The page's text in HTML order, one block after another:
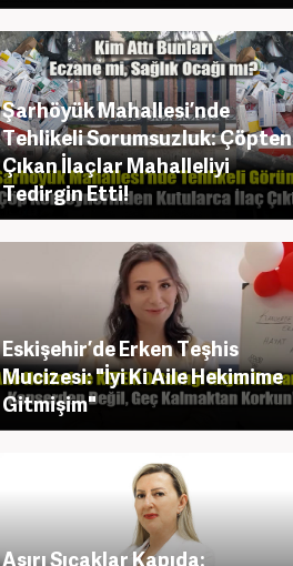
Şarhöyük Mahallesi’nde
Tehlikeli Sorumsuzluk: Çöpten
Çıkan İlaçlar Mahalleliyi
Tedirgin Etti!
Eskişehir’de Erken Teşhis
Mucizesi: "İyi Ki Aile Hekimime
Gitmişim"
Aşırı Sıcaklar Kapıda: